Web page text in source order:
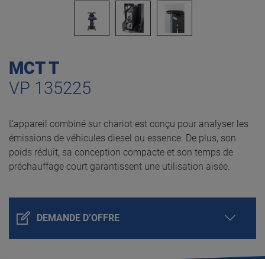
MCT T
VP 135225
L’appareil combiné sur chariot est conçu pour analyser les
émissions de véhicules diesel ou essence. De plus, son
poids réduit, sa conception compacte et son temps de
préchauffage court garantissent une utilisation aisée.
DEMANDE D’OFFRE